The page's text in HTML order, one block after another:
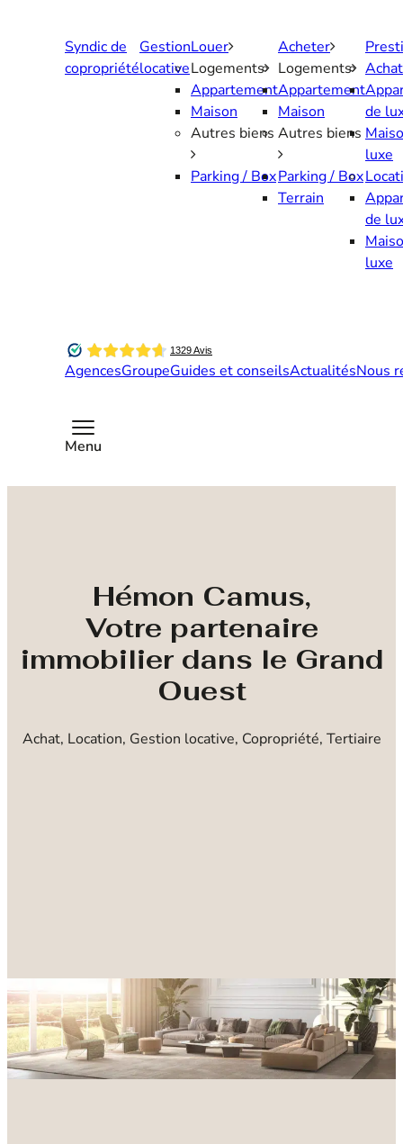
Syndic de
copropriété
Gestion
locative
Louer
Logements
Appartement
Maison
Autres biens
Parking / Box
Acheter
Logements
Appartement
Maison
Autres biens
Parking / Box
Terrain
Achat
de
luxe
de
luxe
AgencesGroupeGuides et conseilsActualitésNous
Menu
Hémon Camus,
Votre partenaire
immobilier dans le Grand
Ouest
Achat, Location, Gestion locative, Copropriété, Tertiaire